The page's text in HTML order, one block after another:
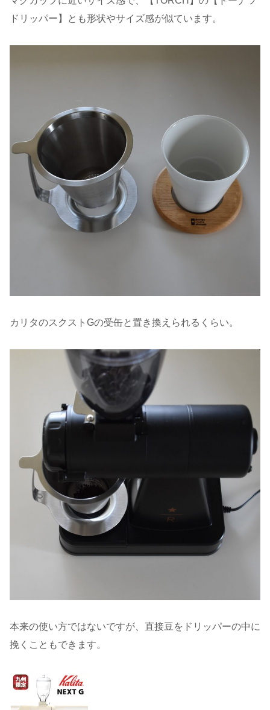
ドリッパー】とも形状やサイズ感が似ています。
カリタのスクストGの受缶と置き換えられるくらい。
本来の使い方ではないですが、直接豆をドリッパーの中に
挽くこともできます。